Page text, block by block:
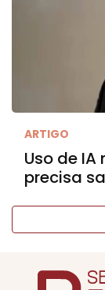
ARTIGO
Uso de
precisa